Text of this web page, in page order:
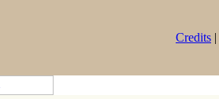
Credits |